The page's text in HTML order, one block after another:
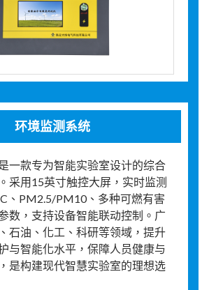
环境监测系统
一款专为智能实验室设计的综合
采用15英寸触控大屏，实时监测
、PM2.5/PM10、多种可燃有害
数，支持设备智能联动控制。广
石油、化工、科研等领域，提升
与智能化水平，保障人员健康与
是构建现代智慧实验室的理想选